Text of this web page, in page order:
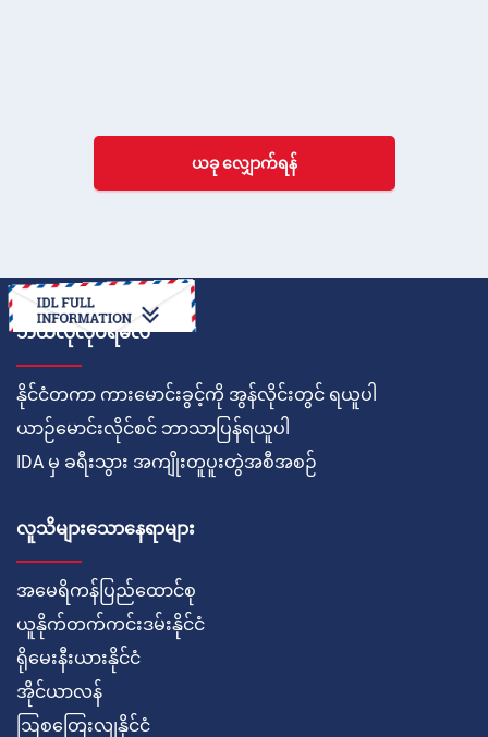
ယခု လျှောက်ရန်
ဘယ်လိုလုပ်ရမလဲ
နိုင်ငံတကာ ကားမောင်းခွင့်ကို အွန်လိုင်းတွင် ရယူပါ
ယာဉ်မောင်းလိုင်စင် ဘာသာပြန်ရယူပါ
IDA မှ ခရီးသွား အကျိုးတူပူးတွဲအစီအစဉ်
လူသိများသောနေရာများ
အမေရိကန်ပြည်ထောင်စု
ယူနိုက်တက်ကင်းဒမ်းနိုင်ငံ
ရိုမေးနီးယားနိုင်ငံ
အိုင်ယာလန်
ဩစတြေးလျနိုင်ငံ